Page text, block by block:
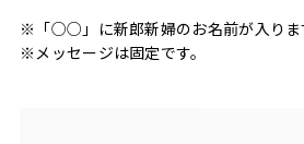
※「○○」に新郎新婦のお名前が入りま
※メッセージは固定です。